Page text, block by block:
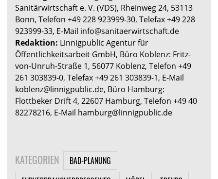
Sanitärwirtschaft e. V. (VDS), Rheinweg 24, 53113
Bonn, Telefon +49 228 923999-30, Telefax +49 228
923999-33, E-Mail info@sanitaerwirtschaft.de
Redaktion: Linnigpublic Agentur für
Öffentlichkeitsarbeit GmbH, Büro Koblenz: Fritz-
von-Unruh-Straße 1, 56077 Koblenz, Telefon +49
261 303839-0, Telefax +49 261 303839-1, E-Mail
koblenz@linnigpublic.de, Büro Hamburg:
Flottbeker Drift 4, 22607 Hamburg, Telefon +49 40
82278216, E-Mail hamburg@linnigpublic.de
KATEGORIEN
BAD-PLANUNG